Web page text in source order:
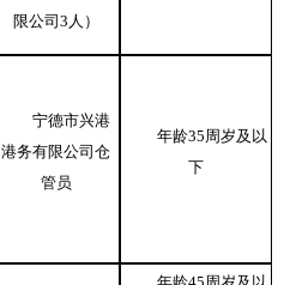
限公司3人）
宁德市兴港
港务有限公司仓
管员
年龄35周岁及以
下